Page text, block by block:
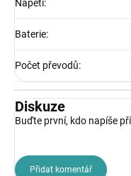
Napětí:
Baterie:
Počet převodů:
Diskuze
Buďte první, kdo napíše
Přidat komentář